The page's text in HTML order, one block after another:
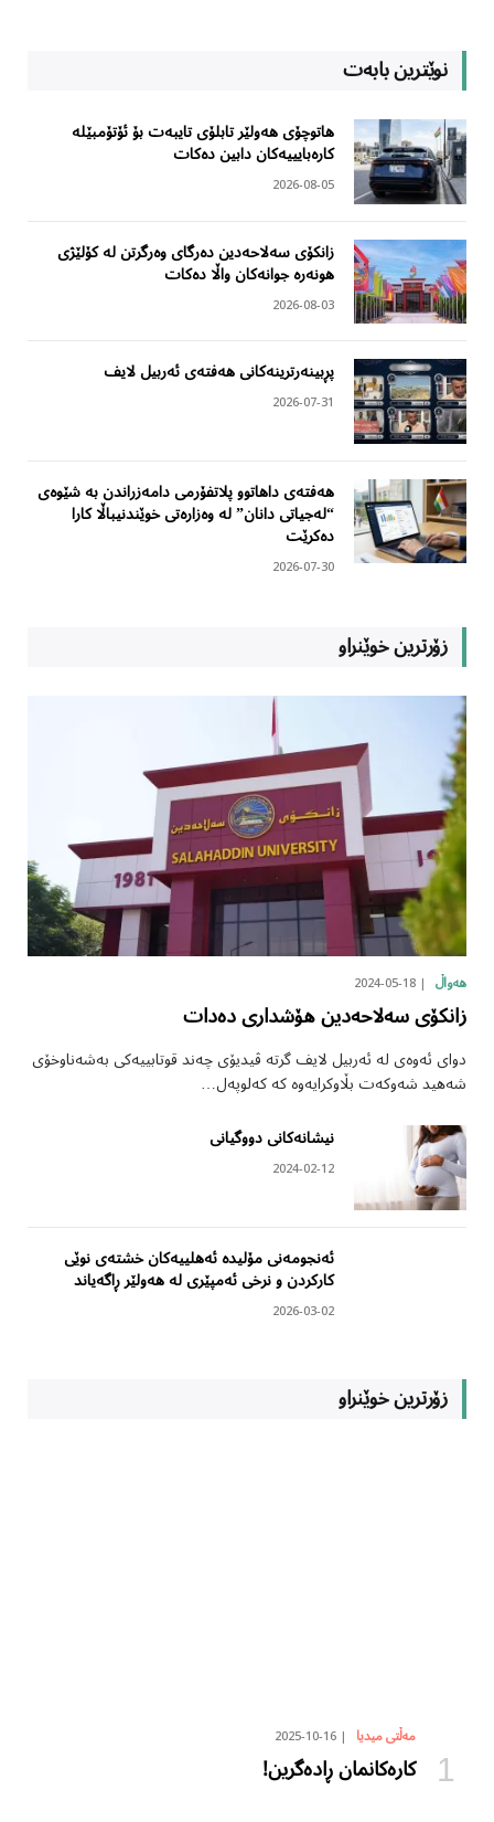
نوێترین بابەت
هاتوچۆی هەولێر تابلۆی تایبەت بۆ ئۆتۆمبێلە
کارەبایییەکان دابین دەکات
2026-08-05
زانکۆی سەلاحەدین دەرگای وەرگرتن لە کۆلێژی
هونەرە جوانەکان واڵا دەکات
2026-08-03
پڕبینەرترینەکانی هەفتەی ئەربیل لایف
2026-07-31
هەفتەی داهاتوو پلاتفۆرمی دامەزراندن بە شێوەی
“لەجیاتی دانان” لە وەزارەتی خوێندنیباڵا کارا
دەکرێت
2026-07-30
زۆرترین خوێنراو
هەواڵ 2024-05-18
زانکۆی سەلاحەدین هۆشداری دەدات
دوای ئەوەی لە ئەربیل لایف گرتە ڤیدیۆی چەند قوتابییەکی بەشەناوخۆی
شەهید شەوکەت بڵاوکرایەوە کە کەلوپەل…
نیشانەکانی دووگیانی
2024-02-12
ئەنجومەنی مۆلیدە ئەهلییەکان خشتەی نوێی
کارکردن و نرخی ئەمپێری لە هەولێر ڕاگەیاند
2026-03-02
زۆرترین خوێنراو
مەڵتی میدیا 2025-10-16
کارەکانمان ڕادەگرین!